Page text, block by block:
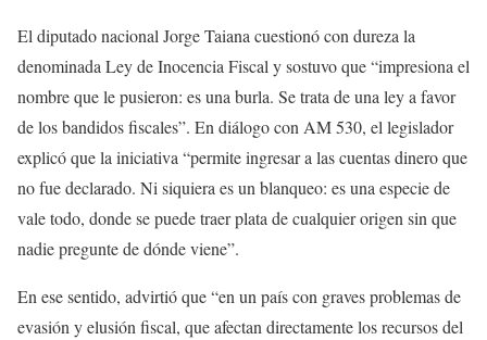
El diputado nacional Jorge Taiana cuestionó con dureza la
denominada Ley de Inocencia Fiscal y sostuvo que “impresiona el
nombre que le pusieron: es una burla. Se trata de una ley a favor
de los bandidos fiscales”. En diálogo con AM 530, el legislador
explicó que la iniciativa “permite ingresar a las cuentas dinero que
no fue declarado. Ni siquiera es un blanqueo: es una especie de
vale todo, donde se puede traer plata de cualquier origen sin que
nadie pregunte de dónde viene”.
En ese sentido, advirtió que “en un país con graves problemas de
evasión y elusión fiscal, que afectan directamente los recursos del